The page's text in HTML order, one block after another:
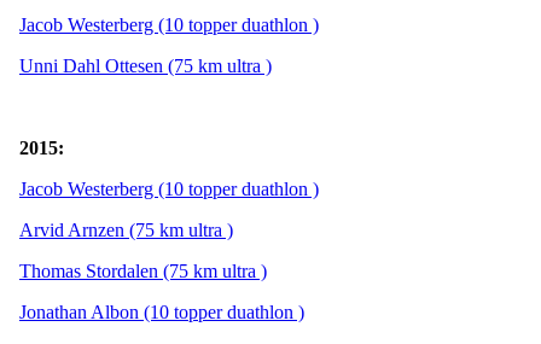
Jacob Westerberg (10 topper duathlon )
Unni Dahl Ottesen (75 km ultra )
2015:
Jacob Westerberg (10 topper duathlon )
Arvid Arnzen (75 km ultra )
Thomas Stordalen (75 km ultra )
Jonathan Albon (10 topper duathlon )